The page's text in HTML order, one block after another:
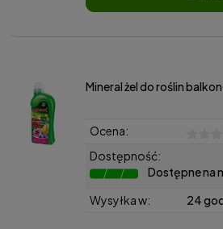
Mineral żel do roślin
Ocena:
Dostępność:
Dostępne na
Wysyłka w:
24